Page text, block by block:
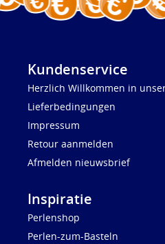
Kundenservice
Herzlich Willkommen in
Lieferbedingungen
Impressum
Retour aanmelden
Afmelden nieuwsbrief
Inspiratie
Perlenshop
Perlen-zum-Basteln